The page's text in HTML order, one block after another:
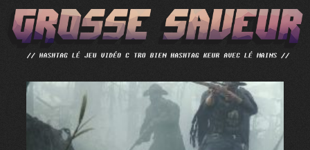
ALLER
AU
CONTENU